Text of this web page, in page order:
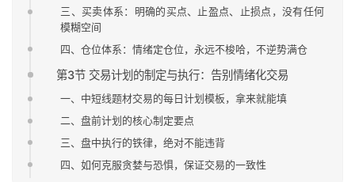
三、买卖体系：明确的买点、止盈点、止损点，没有任何
模糊空间
四、仓位体系：情绪定仓位，永远不梭哈，不逆势满仓
第3节 交易计划的制定与执行：告别情绪化交易
一、中短线题材交易的每日计划模板，拿来就能填
二、盘前计划的核心制定要点
三、盘中执行的铁律，绝对不能违背
四、如何克服贪婪与恐惧，保证交易的一致性